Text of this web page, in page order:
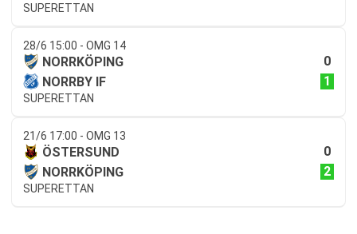
SUPERETTAN
28/6 15:00 - OMG 14
NORRKÖPING
0
NORRBY IF
1
SUPERETTAN
21/6 17:00 - OMG 13
ÖSTERSUND
0
NORRKÖPING
2
SUPERETTAN